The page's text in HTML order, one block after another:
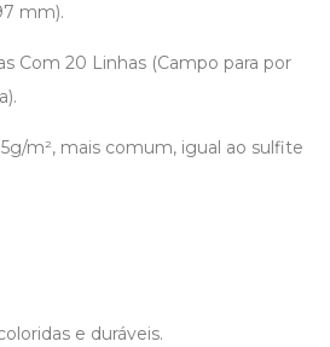
mm).
Com 20 Linhas (Campo para por
m², mais comum, igual ao sulfite
e duráveis.